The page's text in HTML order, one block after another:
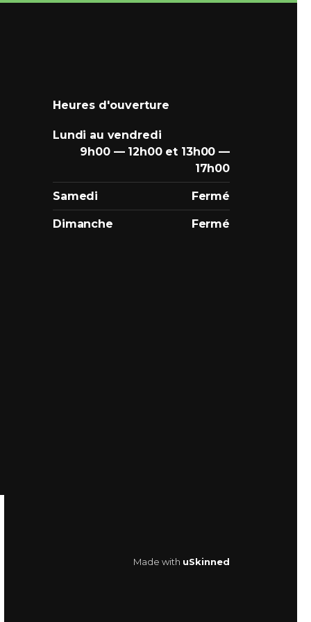
Heures d'ouverture
Lundi au vendredi
9h00 — 12h00 et 13h00 —
17h00
Samedi Fermé
Dimanche Fermé
Made with uSkinned